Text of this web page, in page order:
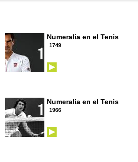
Numeralia en el Tenis
1749
Numeralia en el Tenis
1966